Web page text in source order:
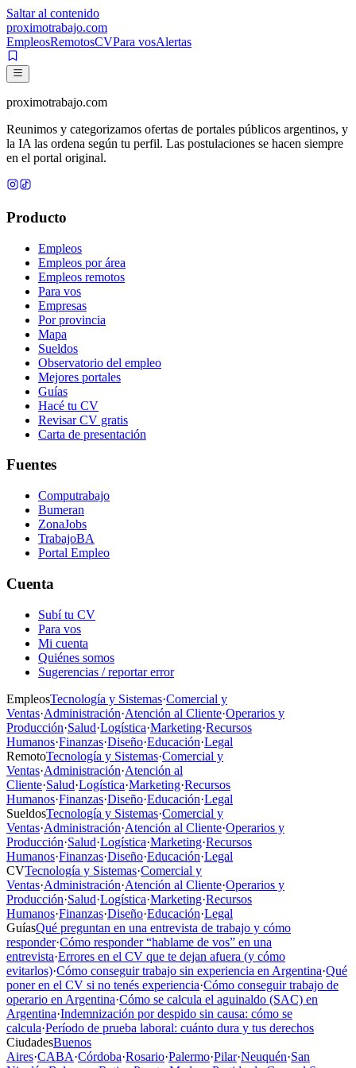
Saltar al contenido
proximotrabajo.com
EmpleosRemotosCVPara vosAlertas
proximotrabajo.com
Reunimos y categorizamos ofertas de portales públicos argentinos, y
la IA las ordena según tu perfil. Las postulaciones se hacen siempre
en el portal original.
Producto
Empleos
Empleos por área
Empleos remotos
Para vos
Empresas
Por provincia
Mapa
Sueldos
Observatorio del empleo
Mejores portales
Guías
Hacé tu CV
Revisar CV gratis
Carta de presentación
Fuentes
Computrabajo
Bumeran
ZonaJobs
TrabajoBA
Portal Empleo
Cuenta
Subí tu CV
Para vos
Mi cuenta
Quiénes somos
Sugerencias / reportar error
EmpleosTecnología y Sistemas·Comercial y
Ventas·Administración·Atención al Cliente·Operarios y
Producción·Salud·Logística·Marketing·Recursos
Humanos·Finanzas·Diseño·Educación·Legal
RemotoTecnología y Sistemas·Comercial y
Ventas·Administración·Atención al
Cliente·Salud·Logística·Marketing·Recursos
Humanos·Finanzas·Diseño·Educación·Legal
SueldosTecnología y Sistemas·Comercial y
Ventas·Administración·Atención al Cliente·Operarios y
Producción·Salud·Logística·Marketing·Recursos
Humanos·Finanzas·Diseño·Educación·Legal
CVTecnología y Sistemas·Comercial y
Ventas·Administración·Atención al Cliente·Operarios y
Producción·Salud·Logística·Marketing·Recursos
Humanos·Finanzas·Diseño·Educación·Legal
GuíasQué preguntan en una entrevista de trabajo y cómo
responder·Cómo responder “hablame de vos” en una
entrevista·Errores en el CV que te dejan afuera (y cómo
evitarlos)·Cómo conseguir trabajo sin experiencia en Argentina·Qué
poner en el CV si no tenés experiencia·Cómo conseguir trabajo de
operario en Argentina·Cómo se calcula el aguinaldo (SAC) en
Argentina·Indemnización por despido sin causa: cómo se
calcula·Período de prueba laboral: cuánto dura y tus derechos
CiudadesBuenos
Aires·CABA·Córdoba·Rosario·Palermo·Pilar·Neuquén·San